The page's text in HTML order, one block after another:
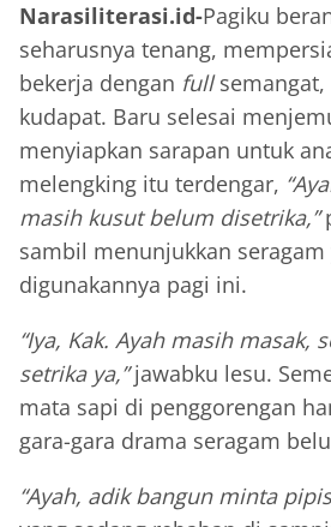
Narasiliterasi.id-Pagiku
seharusnya tenang,
bekerja dengan fullsemangat,
kudapat. Baru selesai
menyiapkan sarapan untuk
melengking itu terdengar,
masih kusut belum disetrika,”
sambil menunjukkan seragam
digunakannya pagi ini.
“Iya, Kak. Ayah masih masak,
setrika ya,”jawabku lesu.
mata sapi di penggorengan
gara-gara drama seragam
“Ayah, adik bangun minta